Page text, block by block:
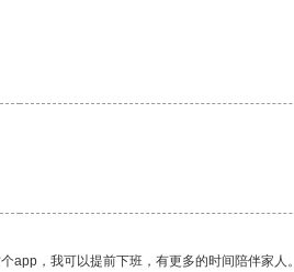
app，我可以提前下班，有更多的时间陪伴家人。